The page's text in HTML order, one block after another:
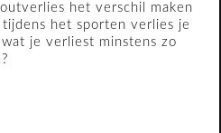
EN
OPTIMALISEREN
het verschil maken
het sporten verlies je
je verliest minstens zo